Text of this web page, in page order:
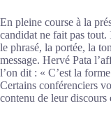
En pleine course à la
candidat ne fait pas
le phrasé, la portée, la
message. Hervé Pata
l’on dit : « C’est la
Certains conférenciers
contenu de leur discours